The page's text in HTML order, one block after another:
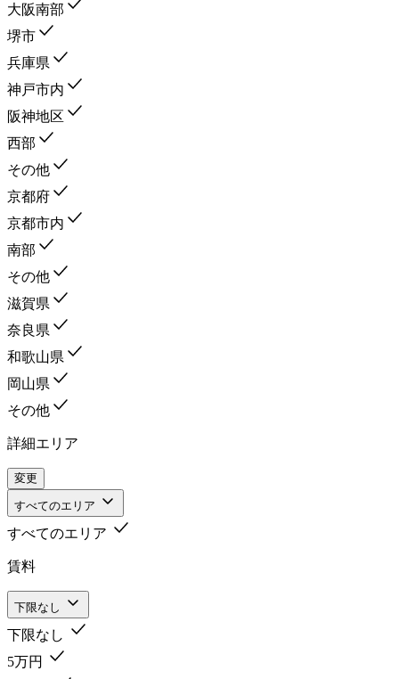
大阪南部
堺市
兵庫県
神戸市内
阪神地区
西部
その他
京都府
京都市内
南部
その他
滋賀県
奈良県
和歌山県
岡山県
その他
詳細エリア
変更
すべてのエリア
すべてのエリア
賃料
下限なし
下限なし
5万円